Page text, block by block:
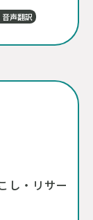
声翻訳
し・リサー